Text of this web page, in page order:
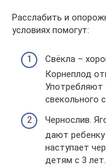
Расслабить и
условиях помогут:
Свёкла –
Корнеплод
Употребляют
свекольного
Чернослив.
дают
наступает
детям с 3